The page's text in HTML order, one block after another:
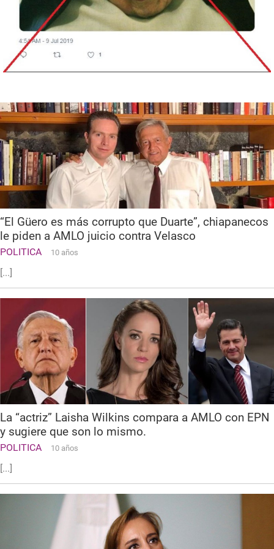
“El Güero es más corrupto que Duarte”, chiapanecos
le piden a AMLO juicio contra Velasco
POLITICA 10 años
[...]
La “actriz” Laisha Wilkins compara a AMLO con EPN
y sugiere que son lo mismo.
POLITICA 10 años
[...]